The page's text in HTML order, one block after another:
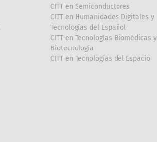
CITT en Semiconductores
CITT en Humanidades Digitales y
Tecnologías del Español
CITT en Tecnologías Biomédicas y
Biotecnología
CITT en Tecnologías del Espacio